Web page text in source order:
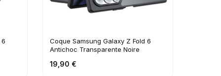
Coque Samsung Galaxy Z Fold 6
Antichoc Transparente Noire
19,90 €